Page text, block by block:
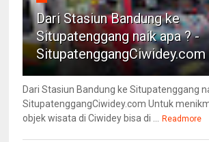
Dari Stasiun Bandung ke
Situpatenggang naik apa ? -
SitupatenggangCiwidey.com
Dari Stasiun Bandung ke Situpatenggang
SitupatenggangCiwidey.com Untuk
objek wisata di Ciwidey bisa di ...
Readmore